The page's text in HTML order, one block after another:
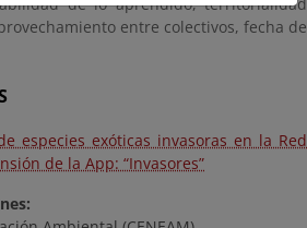
entre colectivos, fecha de
especies exóticas invasoras en la Red
de la App: “Invasores”